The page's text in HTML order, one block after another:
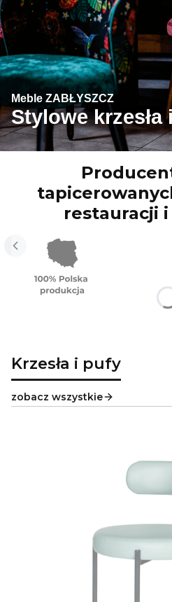
Meble ZABŁYSZCZ
Stylowe
restauracji
Krzesła i pufy
zobacz wszystkie